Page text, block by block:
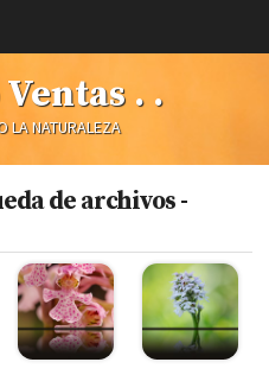
. .
LA NATURALEZA
de archivos -